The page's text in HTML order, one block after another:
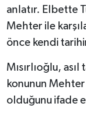
anlatır. Elbette
Mehter ile
önce kendi
Mısırlıoğlu, asıl
konunun
olduğunu ifade